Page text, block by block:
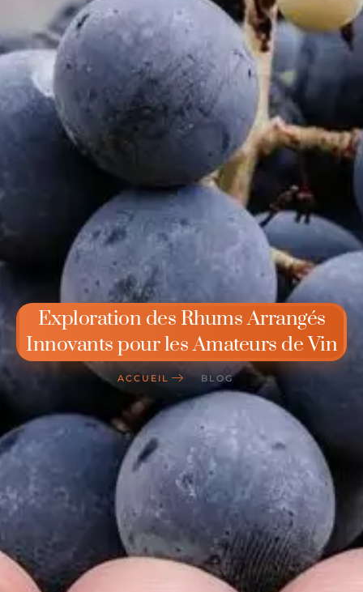
Exploration des Rhums Arrangés
Innovants pour les Amateurs de Vin
ACCUEIL BLOG